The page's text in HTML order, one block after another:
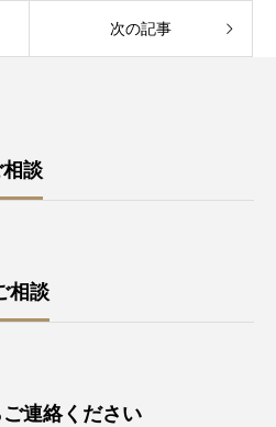
次の記事
談
相談
連絡ください